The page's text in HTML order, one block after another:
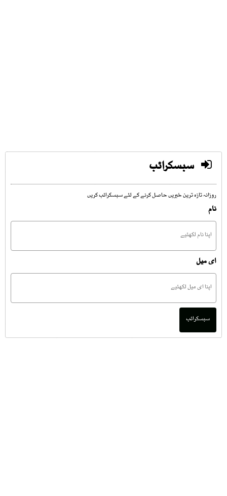
سبسکرائب
روزانہ تازہ ترین خبریں حاصل کرنے کے لئے سبسکرائب کریں
نام
ای میل
سبسکرائب